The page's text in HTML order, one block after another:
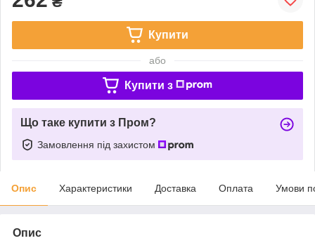
Купити
або
Купити з
Що таке купити з Пром?
Замовлення під захистом
Опис Характеристики Доставка Оплата Умови
Опис